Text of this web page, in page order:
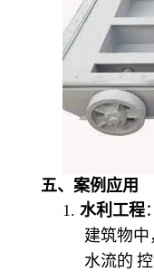
五、案例应用
1. 水利工程
建筑物中
水流的